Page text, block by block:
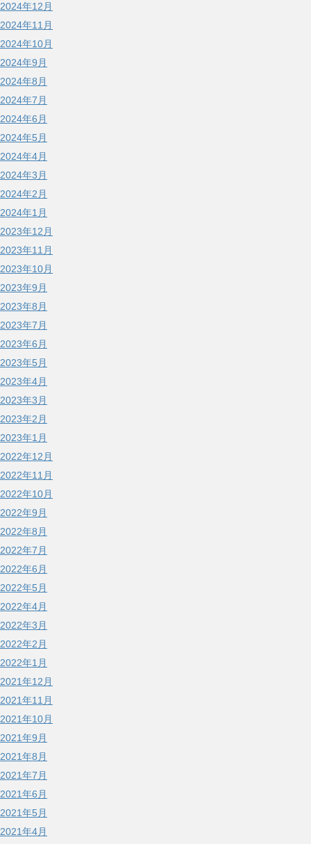
2024年12月
2024年11月
2024年10月
2024年9月
2024年8月
2024年7月
2024年6月
2024年5月
2024年4月
2024年3月
2024年2月
2024年1月
2023年12月
2023年11月
2023年10月
2023年9月
2023年8月
2023年7月
2023年6月
2023年5月
2023年4月
2023年3月
2023年2月
2023年1月
2022年12月
2022年11月
2022年10月
2022年9月
2022年8月
2022年7月
2022年6月
2022年5月
2022年4月
2022年3月
2022年2月
2022年1月
2021年12月
2021年11月
2021年10月
2021年9月
2021年8月
2021年7月
2021年6月
2021年5月
2021年4月